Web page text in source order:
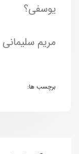
یوسفی؟
مریم سلیمانی
برچسب ها: